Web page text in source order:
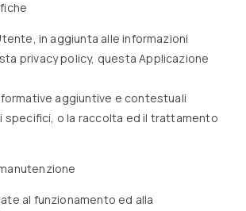
in aggiunta alle informazioni
privacy policy, questa Applicazione
aggiuntive e contestuali
specifici, o la raccolta ed il trattamento
al funzionamento ed alla